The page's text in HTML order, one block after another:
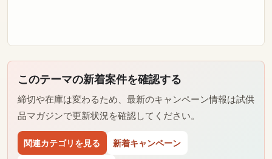
このテーマの新着案件を確認する
締切や在庫は変わるため、最新のキャンペーン情報は試供
品マガジンで更新状況を確認してください。
関連カテゴリを見る 新着キャンペーン